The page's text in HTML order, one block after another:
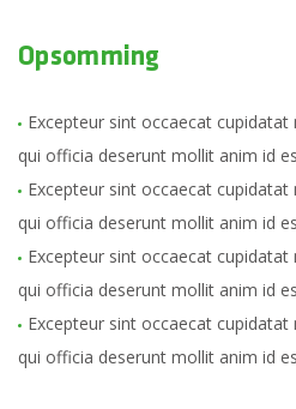
Opsomming
Excepteur sint occaecat
qui officia deserunt mollit anim id
Excepteur sint occaecat
qui officia deserunt mollit anim id
Excepteur sint occaecat
qui officia deserunt mollit anim id
Excepteur sint occaecat
qui officia deserunt mollit anim id